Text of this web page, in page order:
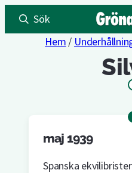
Sök
Hem /
maj 1939
Spanska ekvilibrister